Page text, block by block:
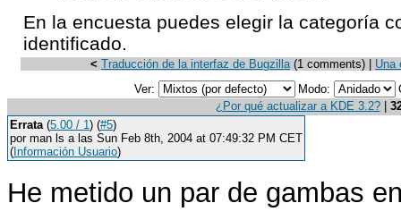
En la encuesta puedes elegir la categoría
identificado.
< Traducción de la interfaz de Bugzilla(1 comments) | Una
Ver:
Modo:
¿Por qué actualizar a KDE 3.2?|
Errata(5.00 / 1) (#5)
por man ls a las Sun Feb 8th, 2004 at 07:49:32 PM CET
( Información Usuario)
He metido un par de gambas